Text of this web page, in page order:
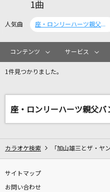
カラオ
リアルタイムで歌
徳永英明
lulu.
1曲
人気曲 座・ロンリーハーツ親父バンド
コンテンツ サービス
1件見つかりました。
座・ロンリーハーツ親父バ
カラオケ検索 「加山雄三とザ・ヤ
サイトマップ
お問い合わせ